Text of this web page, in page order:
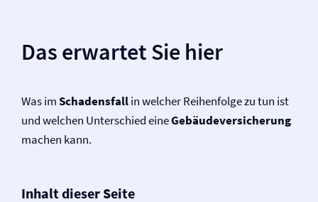
Das erwartet Sie hier
Was imSchadensfallin welcher Reihenfolge zu tun ist
und welchen Unterschied eineGebäude­versicherung
machen kann.
Inhalt dieser Seite